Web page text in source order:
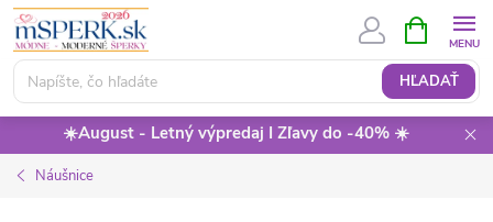
Prejsť
obsah
HĽADAŤ
KOŠÍK
☀️August - Letný výpredaj I Zľavy do -40% ☀️
Náušnice